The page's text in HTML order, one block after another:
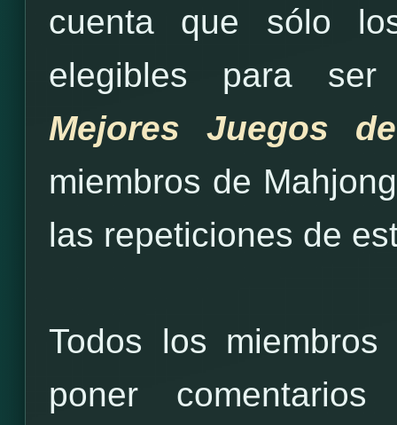
cuenta que sólo
elegibles para ser
Mejores Juegos
miembros de
las repeticiones de
Todos los
poner